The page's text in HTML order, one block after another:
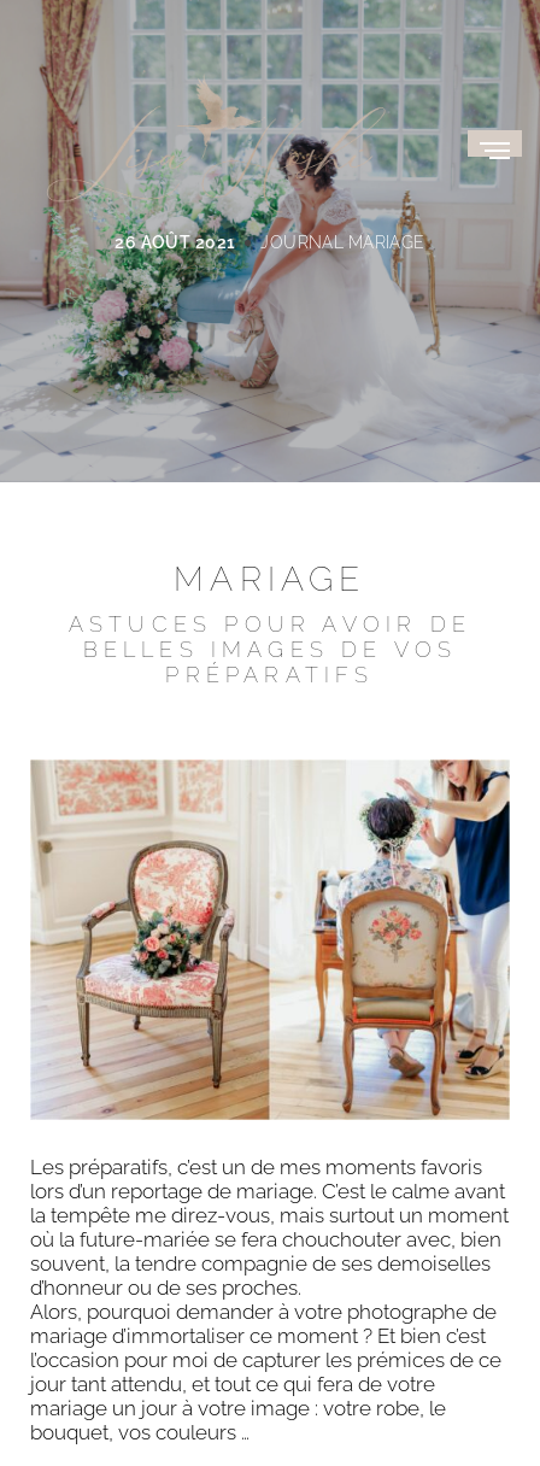
26 AOÛT 2021 JOURNAL MARIAGE
MARIAGE
ASTUCES POUR AVOIR DE
BELLES IMAGES DE VOS
PRÉPARATIFS
Les préparatifs, c’est un de mes moments favoris
lors d’un reportage de mariage. C’est le calme avant
la tempête me direz-vous, mais surtout un moment
où la future-mariée se fera chouchouter avec, bien
souvent, la tendre compagnie de ses demoiselles
d’honneur ou de ses proches.
Alors, pourquoi demander à votre photographe de
mariage d’immortaliser ce moment ? Et bien c’est
l’occasion pour moi de capturer les prémices de ce
jour tant attendu, et tout ce qui fera de votre
mariage un jour à votre image : votre robe, le
bouquet, vos couleurs …